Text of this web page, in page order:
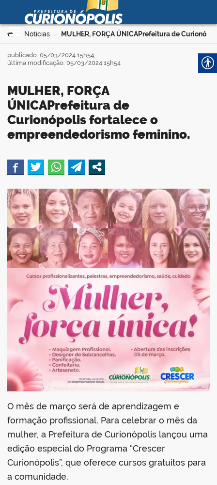
Ir para o conteúdo
Prefeitura Municipal de
Curionópolis
portal
Você está aqui:
Notícias > MULHER, FORÇA ÚNICAPrefeitura de Curionópolis fortalece o empreendedorismo feminino.
MULHER, FORÇA
ÚNICAPrefeitura de
Curionópolis fortalece o
empreendedorismo feminino.
publicado: 05/03/2024 15h54,
última modificação: 05/03/2024 15h54
O mês de março será de aprendizagem e
formação profissional. Para celebrar o mês da
mulher, a Prefeitura de Curionópolis lançou uma
edição especial do Programa “Crescer
Curionópolis”, que oferece cursos gratuitos para
a comunidade.